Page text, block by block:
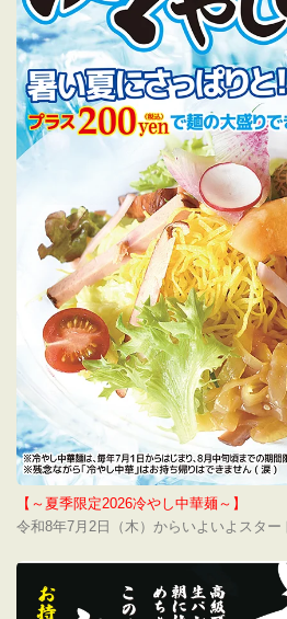
【～夏季限定2026冷やし中華麺～】
令和8年7月2日（木）からいよいよスター